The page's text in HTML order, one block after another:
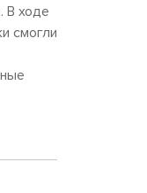
В ходе
смогли